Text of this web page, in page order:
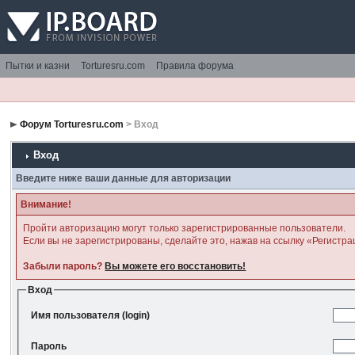
Пытки и казни Torturesru.com Правила форума
Форум Torturesru.com > Вход
Вход
Введите ниже ваши данные для авторизации
Внимание!
Пройти авторизацию могут только зарегистрированные пользователи.
Если вы не зарегистрированы, сделайте это, нажав на ссылку
Забыли пароль? Вы можете его восстановить!
Вход
Имя пользователя (login)
Пароль